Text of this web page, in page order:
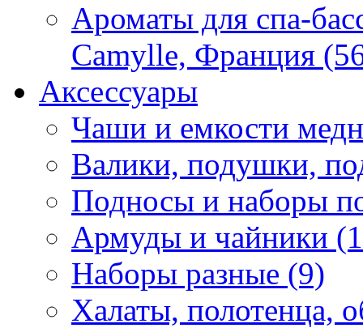
Ароматы для спа-
Camylle, Франция
Аксессуары
Чаши и емкости
Валики, подушки,
Подносы и наборы
Армуды и чайники
Наборы разные (9)
Халаты, полотенца,